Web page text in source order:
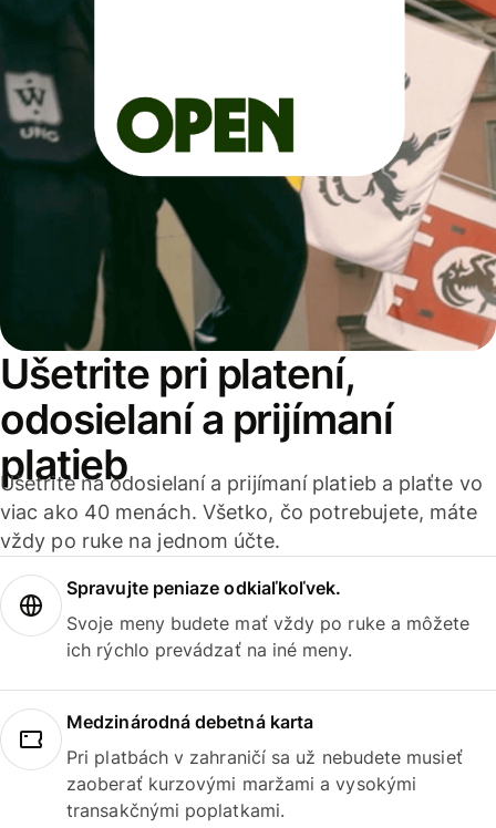
Ušetrite pri platení,
odosielaní a prijímaní
platieb
Ušetrite na odosielaní a prijímaní platieb a plaťte vo
viac ako 40 menách. Všetko, čo potrebujete, máte
vždy po ruke na jednom účte.
Spravujte peniaze odkiaľkoľvek.
Svoje meny budete mať vždy po ruke a môžete
ich rýchlo prevádzať na iné meny.
Medzinárodná debetná karta
Pri platbách v zahraničí sa už nebudete musieť
zaoberať kurzovými maržami a vysokými
transakčnými poplatkami.